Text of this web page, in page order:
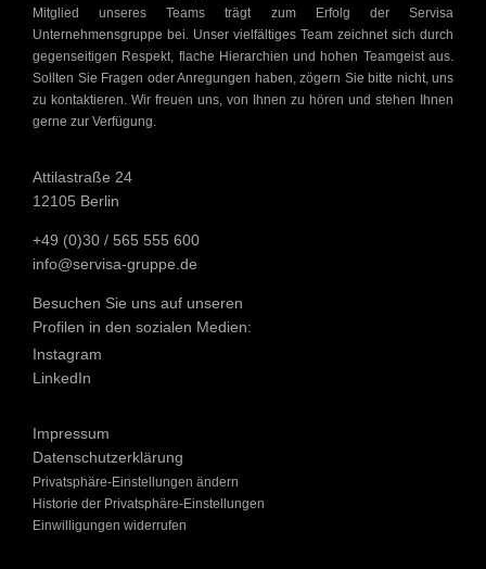
Mitglied unseres Teams trägt zum Erfolg der Servisa
Unternehmensgruppe bei. Unser vielfältiges Team zeichnet sich durch
gegenseitigen Respekt, flache Hierarchien und hohen Teamgeist aus.
Sollten Sie Fragen oder Anregungen haben, zögern Sie bitte nicht, uns
zu kontaktieren. Wir freuen uns, von Ihnen zu hören und stehen Ihnen
gerne zur Verfügung.
Attilastraße 24
12105 Berlin
+49 (0)30 / 565 555 600
info@servisa-gruppe.de​
Besuchen Sie uns auf unseren
Profilen in den sozialen Medien:
Instagram
LinkedIn
Impressum
Datenschutzerklärung
Privatsphäre-Einstellungen ändern
Historie der Privatsphäre-Einstellungen
Einwilligungen widerrufen